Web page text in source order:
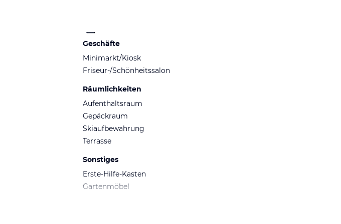
Geschäfte
Minimarkt/Kiosk
Friseur-/Schönheitssalon
Räumlichkeiten
Aufenthaltsraum
Gepäckraum
Skiaufbewahrung
Terrasse
Sonstiges
Erste-Hilfe-Kasten
Gartenmöbel